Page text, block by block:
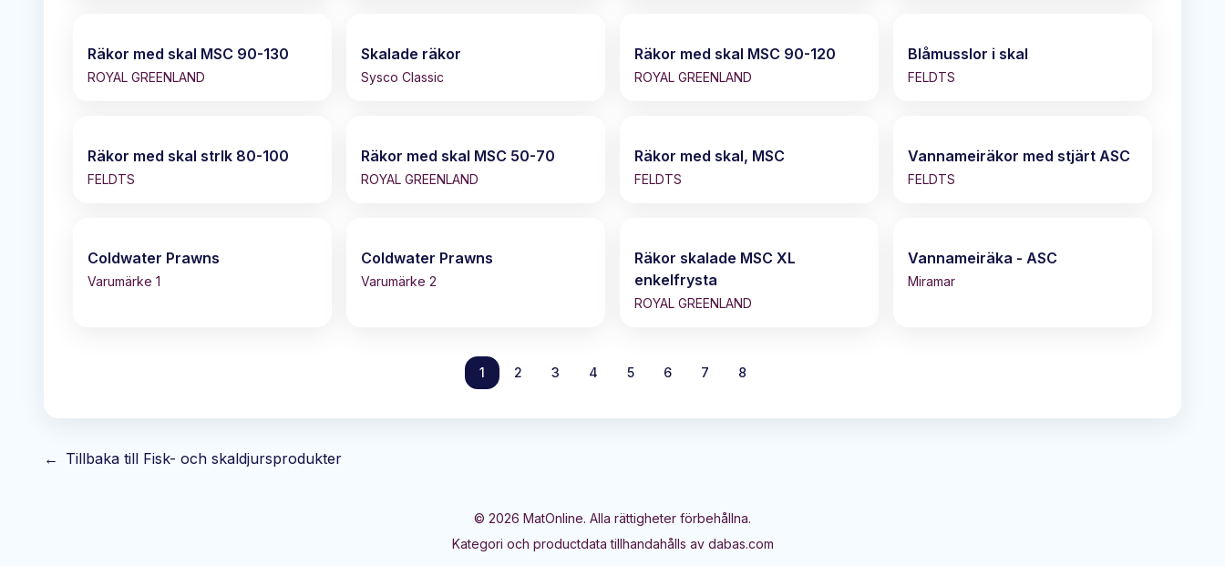
Räkor med skal MSC 90-130
ROYAL GREENLAND
Skalade räkor
Sysco Classic
Räkor med skal MSC 90-120
ROYAL GREENLAND
Blåmusslor i skal
FELDTS
Räkor med skal strlk 80-100
FELDTS
Räkor med skal MSC 50-70
ROYAL GREENLAND
Räkor med skal, MSC
FELDTS
Vannameiräkor med stjärt ASC
FELDTS
Coldwater Prawns
Varumärke 1
Coldwater Prawns
Varumärke 2
Räkor skalade MSC XL
enkelfrysta
ROYAL GREENLAND
Vannameiräka - ASC
Miramar
1 2 3 4 5 6 7 8
← Tillbaka till Fisk- och skaldjursprodukter
© 2026 MatOnline. Alla rättigheter förbehållna.
Kategori och productdata tillhandahålls av dabas.com